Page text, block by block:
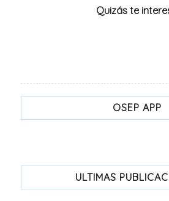
Quizás te
OSEP APP
ULTIMAS